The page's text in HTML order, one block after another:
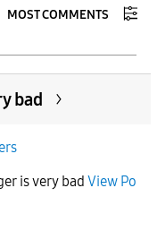
MOST COMMENTS
bad
is very bad View Po